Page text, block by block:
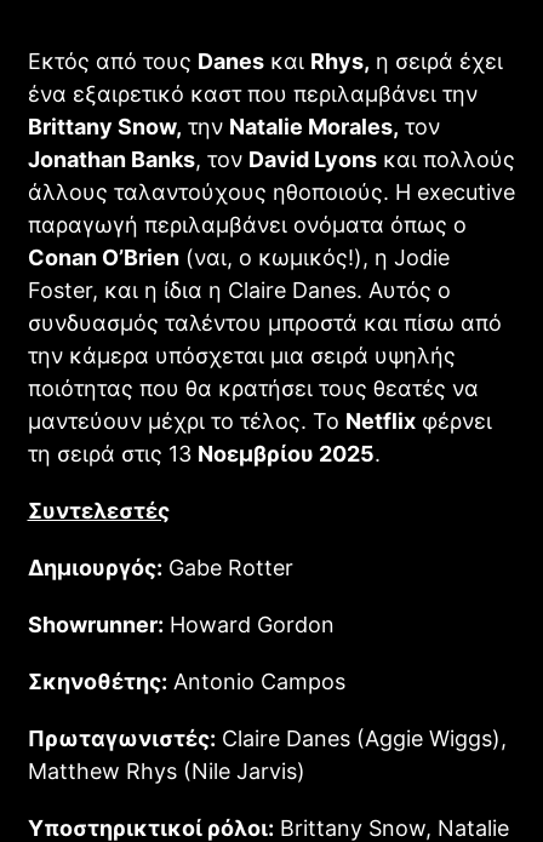
Εκτός από τους Danesκαι Rhys, η σειρά έχει
ένα εξαιρετικό καστ που περιλαμβάνει την
Brittany Snow, την Natalie Morales, τον
Jonathan Banks, τον David Lyonsκαι πολλούς
άλλους ταλαντούχους ηθοποιούς. Η executive
παραγωγή περιλαμβάνει ονόματα όπως ο
Conan O’Brien(ναι, ο κωμικός!), η Jodie
Foster, και η ίδια η Claire Danes. Αυτός ο
συνδυασμός ταλέντου μπροστά και πίσω από
την κάμερα υπόσχεται μια σειρά υψηλής
ποιότητας που θα κρατήσει τους θεατές να
μαντεύουν μέχρι το τέλος. Το Netflixφέρνει
τη σειρά στις 13 Νοεμβρίου 2025.
Συντελεστές
Δημιουργός: Gabe Rotter
Showrunner: Howard Gordon
Σκηνοθέτης: Antonio Campos
Πρωταγωνιστές: Claire Danes (Aggie Wiggs),
Matthew Rhys (Nile Jarvis)
Υποστηρικτικοί ρόλοι: Brittany Snow, Natalie